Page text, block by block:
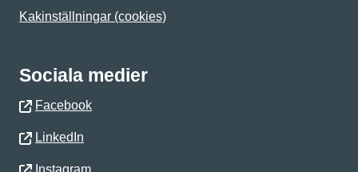
Kakinställningar (cookies)
Sociala medier
Facebook
LinkedIn
Instagram